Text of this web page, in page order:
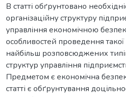
В статті обґрунтовано
організаційну структуру
управління економічною
особливостей проведення такої
найбільш розповсюджених
структур управління
Предметом є економічна
статті є обґрунтування